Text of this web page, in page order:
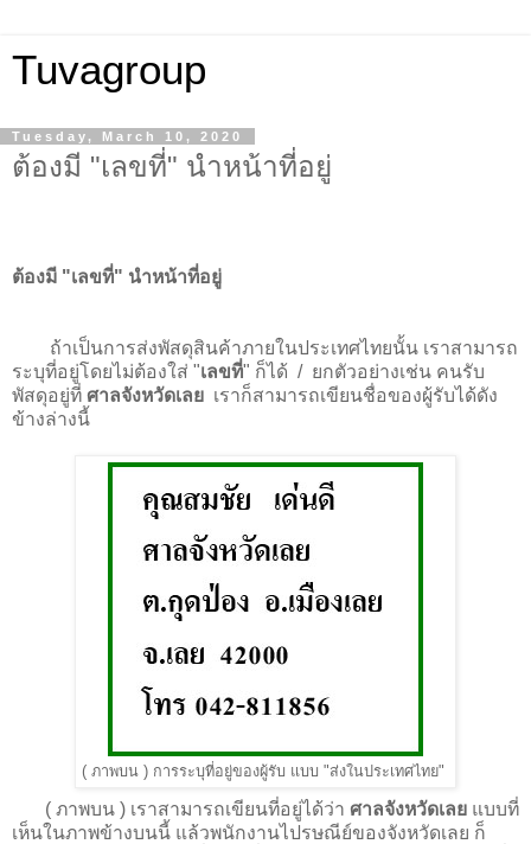
Tuvagroup
Tuesday, March 10, 2020
ต้องมี "เลขที่" นำหน้าที่อยู่
ต้องมี "เลขที่" นำหน้าที่อยู่
ถ้าเป็นการส่งพัสดุสินค้าภายในประเทศไทยนั้น เราสามารถ
ระบุที่อยู่โดยไม่ต้องใส่ "เลขที่" ก็ได้ / ยกตัวอย่างเช่น คนรับ
พัสดุอยู่ที่ ศาลจังหวัดเลย เราก็สามารถเขียนชื่อของผู้รับได้ดัง
ข้างล่างนี้
( ภาพบน ) การระบุที่อยู่ของผู้รับ แบบ "ส่งในประเทศไทย"
( ภาพบน ) เราสามารถเขียนที่อยู่ได้ว่า ศาลจังหวัดเลย แบบที่
เห็นในภาพข้างบนนี้ แล้วพนักงานไปรษณีย์ของจังหวัดเลย ก็